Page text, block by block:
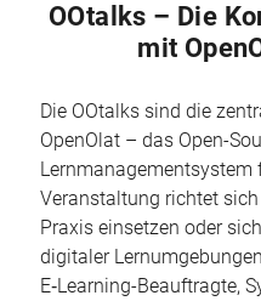
OOtalks – Die
mit
Die OOtalks sind die
OpenOlat – das Open-
Lernmanagementsystem
Veranstaltung richtet
Praxis einsetzen oder
digitaler
E‑Learning-Beauftragte,